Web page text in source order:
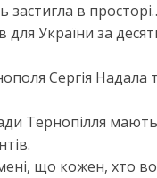
застигла в
України за
Сергія Надала
Тернопілля
що кожен, хто